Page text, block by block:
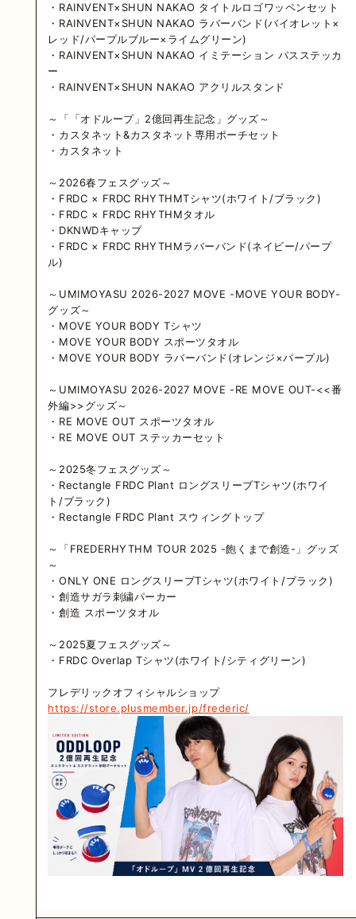
・RAINVENT×SHUN NAKAO タイトルロゴワッペンセット
・RAINVENT×SHUN NAKAO ラバーバンド(バイオレット×
レッド/パープルブルー×ライムグリーン)
・RAINVENT×SHUN NAKAO イミテーション パスステッカ
ー
・RAINVENT×SHUN NAKAO アクリルスタンド
～「「オドループ」2億回再生記念」グッズ～
・カスタネット&カスタネット専用ポーチセット
・カスタネット
～2026春フェスグッズ～
・FRDC × FRDC RHYTHMTシャツ(ホワイト/ブラック)
・FRDC × FRDC RHYTHMタオル
・DKNWDキャップ
・FRDC × FRDC RHYTHMラバーバンド(ネイビー/パープ
ル)
～UMIMOYASU 2026-2027 MOVE -MOVE YOUR BODY-
グッズ～
・MOVE YOUR BODY Tシャツ
・MOVE YOUR BODY スポーツタオル
・MOVE YOUR BODY ラバーバンド(オレンジ×パープル)
～UMIMOYASU 2026-2027 MOVE -RE MOVE OUT-<<番
外編>>グッズ～
・RE MOVE OUT スポーツタオル
・RE MOVE OUT ステッカーセット
～2025冬フェスグッズ～
・Rectangle FRDC Plant ロングスリーブTシャツ(ホワイ
ト/ブラック)
・Rectangle FRDC Plant スウィングトップ
～「FREDERHYTHM TOUR 2025 -飽くまで創造-」グッズ
～
・ONLY ONE ロングスリーブTシャツ(ホワイト/ブラック)
・創造サガラ刺繍パーカー
・創造 スポーツタオル
～2025夏フェスグッズ～
・FRDC Overlap Tシャツ(ホワイト/シティグリーン)
フレデリックオフィシャルショップ
https://store.plusmember.jp/frederic/